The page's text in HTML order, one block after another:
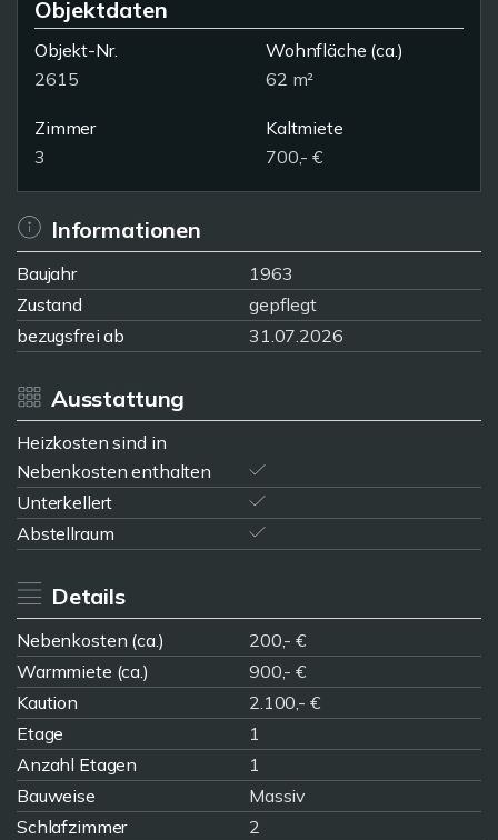
Objektdaten
Objekt-Nr.
2615
Wohnfläche (ca.)
62 m²
Zimmer
3
Kaltmiete
700,- €
Informationen
Baujahr
1963
Zustand
gepflegt
bezugsfrei ab
31.07.2026
Ausstattung
Heizkosten sind in
Nebenkosten enthalten
Unterkellert
Abstellraum
Details
Nebenkosten (ca.)
200,- €
Warmmiete (ca.)
900,- €
Kaution
2.100,- €
Etage
1
Anzahl Etagen
1
Bauweise
Massiv
Schlafzimmer
2